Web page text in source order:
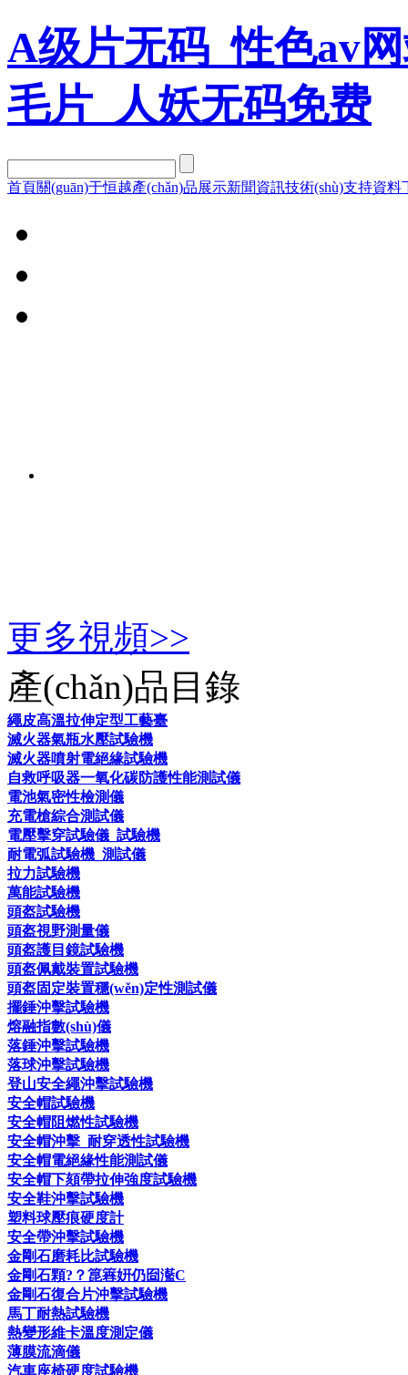
A级片无码_性色av
毛片_人妖无码免费
首頁關(guān)于恒越產(chǎn)品展示新聞資訊技術(shù)支持資料
更多視頻>>
產(chǎn)品目錄
繩皮高溫拉伸定型工藝臺
滅火器氣瓶水壓試驗機
滅火器噴射電絕緣試驗機
自救呼吸器一氧化碳防護性能測試儀
電池氣密性檢測儀
充電槍綜合測試儀
電壓擊穿試驗儀_試驗機
耐電弧試驗機_測試儀
拉力試驗機
萬能試驗機
頭盔試驗機
頭盔視野測量儀
頭盔護目鏡試驗機
頭盔佩戴裝置試驗機
頭盔固定裝置穩(wěn)定性測試儀
擺錘沖擊試驗機
熔融指數(shù)儀
落錘沖擊試驗機
落球沖擊試驗機
登山安全繩沖擊試驗機
安全帽試驗機
安全帽阻燃性試驗機
安全帽沖擊_耐穿透性試驗機
安全帽電絕緣性能測試儀
安全帽下頦帶拉伸強度試驗機
安全鞋沖擊試驗機
塑料球壓痕硬度計
安全帶沖擊試驗機
金剛石磨耗比試驗機
金剛石顆?？箟簭姸仍囼灆C
金剛石復合片沖擊試驗機
馬丁耐熱試驗機
熱變形維卡溫度測定儀
薄膜流滴儀
汽車座椅硬度試驗機